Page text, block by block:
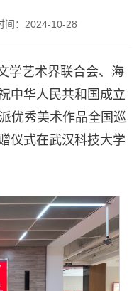
间：2024-10-28
学艺术界联合会、海
中华人民共和国成立
优秀美术作品全国巡
仪式在武汉科技大学